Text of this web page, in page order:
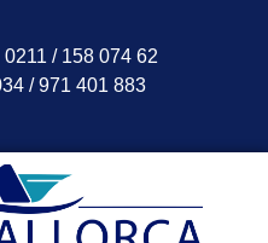
/ 158 074 62
/ 971 401 883